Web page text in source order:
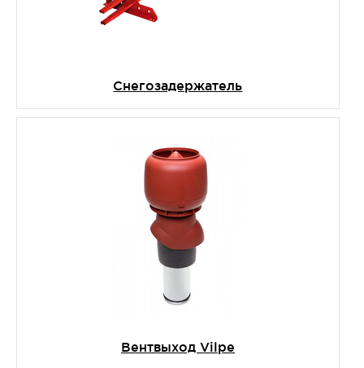
Снегозадержатель
Вентвыход Vilpe